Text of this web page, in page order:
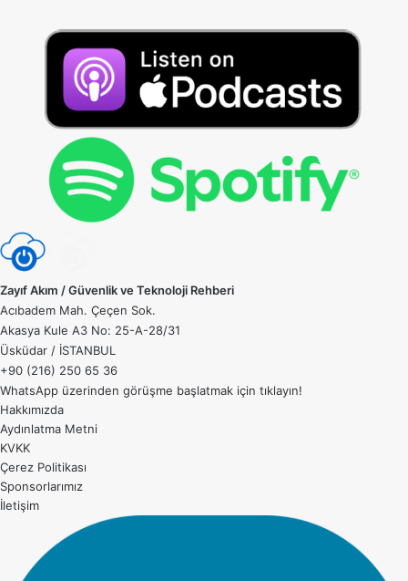
Zayıf Akım / Güvenlik ve Teknoloji Rehberi
Acıbadem Mah. Çeçen Sok.
Akasya Kule A3 No: 25-A-28/31
Üsküdar / İSTANBUL
+90 (216) 250 65 36
WhatsApp üzerinden görüşme başlatmak için tıklayın!
Hakkımızda
Aydınlatma Metni
KVKK
Çerez Politikası
Sponsorlarımız
İletişim